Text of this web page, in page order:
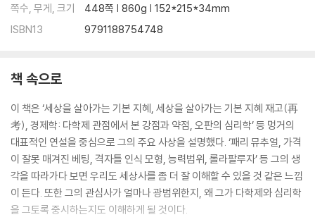
쪽수, 무게, 크기
448쪽 | 860g | 152*215*34mm
ISBN13
9791188754748
책 속으로
이 책은 ‘세상을 살아가는 기본 지혜, 세상을 살아가는 기본 지혜 재고(再
考), 경제학: 다학제 관점에서 본 강점과 약점, 오판의 심리학’ 등 멍거의
대표적인 연설을 중심으로 그의 주요 사상을 설명했다. ‘패리 뮤추얼, 가격
이 잘못 매겨진 베팅, 격자틀 인식 모형, 능력범위, 롤라팔루자’ 등 그의 생
각을 따라가다 보면 우리도 세상사를 좀 더 잘 이해할 수 있을 것 같은 느낌
이 든다. 또한 그의 관심사가 얼마나 광범위한지, 왜 그가 다학제와 심리학
을 그토록 중시하는지도 이해하게 될 것이다.